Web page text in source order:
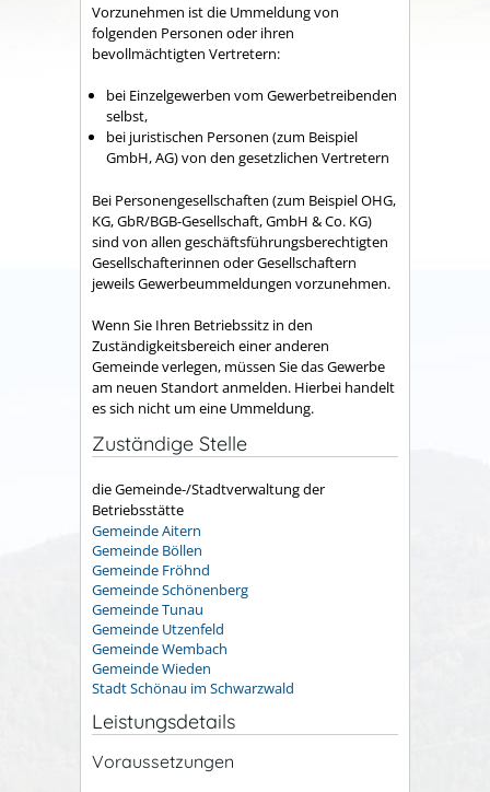
Vorzunehmen ist die Ummeldung von
folgenden Personen oder ihren
bevollmächtigten Vertretern:
bei Einzelgewerben vom Gewerbetreibenden
selbst,
bei juristischen Personen (zum Beispiel
GmbH, AG) von den gesetzlichen Vertretern
Bei Personengesellschaften (zum Beispiel OHG,
KG, GbR/BGB-Gesellschaft, GmbH & Co. KG)
sind von allen geschäftsführungsberechtigten
Gesellschafterinnen oder Gesellschaftern
jeweils Gewerbeummeldungen vorzunehmen.
Wenn Sie Ihren Betriebssitz in den
Zuständigkeitsbereich einer anderen
Gemeinde verlegen, müssen Sie das Gewerbe
am neuen Standort anmelden. Hierbei handelt
es sich nicht um eine Ummeldung.
Zuständige Stelle
die Gemeinde-/Stadtverwaltung der
Betriebsstätte
Gemeinde Aitern
Gemeinde Böllen
Gemeinde Fröhnd
Gemeinde Schönenberg
Gemeinde Tunau
Gemeinde Utzenfeld
Gemeinde Wembach
Gemeinde Wieden
Stadt Schönau im Schwarzwald
Leistungsdetails
Voraussetzungen